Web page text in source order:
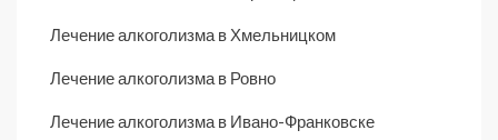
Лечение алкоголизма в Хмельницком
Лечение алкоголизма в Ровно
Лечение алкоголизма в Ивано-Франковске